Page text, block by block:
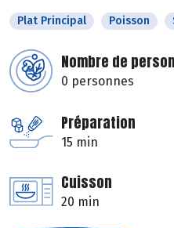
Plat Principal Poisson
Nombre de
0 personnes
Préparation
15 min
Cuisson
20 min